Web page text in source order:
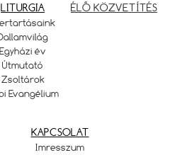
LITURGIA
Egyházi év
Útmutató
Zsoltárok
Evangélium
ÉLŐ KÖZVETÍTÉS
KAPCSOLAT
Imresszum